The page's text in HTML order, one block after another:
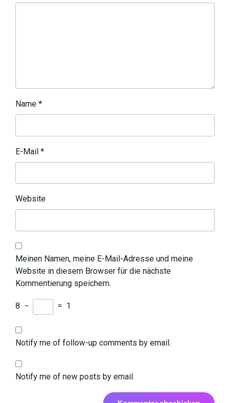
Name *
E-Mail *
Website
Meinen Namen, meine E-Mail-Adresse und meine
Website in diesem Browser für die nächste
Kommentierung speichern.
8 − = 1
Notify me of follow-up comments by email.
Notify me of new posts by email.